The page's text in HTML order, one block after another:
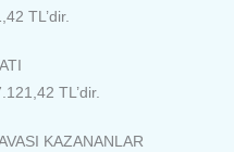
TL’dir.
TL’dir.
KAZANANLAR